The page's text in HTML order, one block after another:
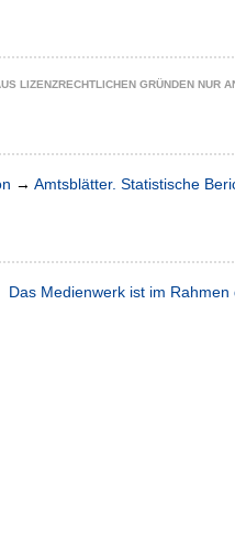
LIZENZRECHTLICHEN GRÜNDEN NUR
→ Amtsblätter. Statistische
Das Medienwerk ist im